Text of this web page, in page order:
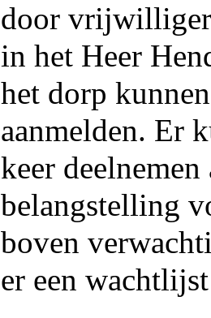
door
in het Heer
het dorp
aanmelden. Er
keer
belangstelling
boven
er een